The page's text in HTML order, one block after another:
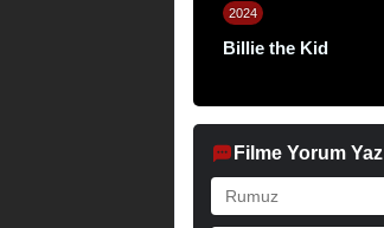
2024
Billie the Kid
Filme Yorum Yaz